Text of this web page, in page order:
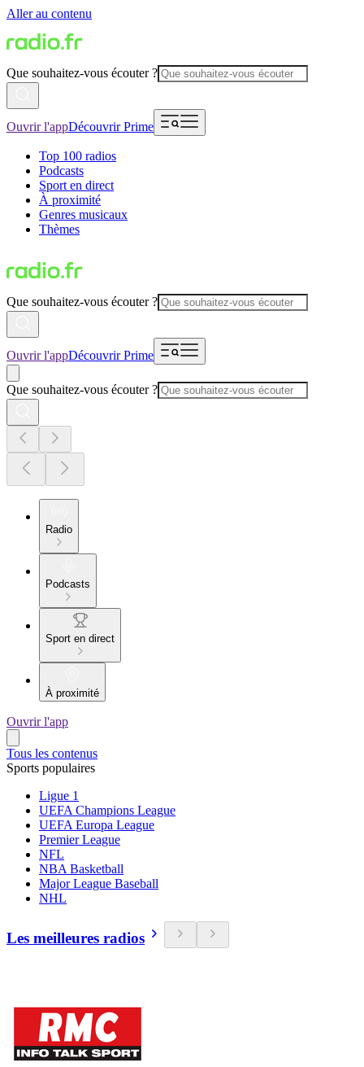
Aller au contenu
Que souhaitez-vous écouter ?
Ouvrir l'appDécouvrir Prime
Top 100 radios
Podcasts
Sport en direct
À proximité
Genres musicaux
Thèmes
Que souhaitez-vous écouter ?
Ouvrir l'appDécouvrir Prime
Que souhaitez-vous écouter ?
Radio
Podcasts
Sport en direct
À proximité
Ouvrir l'app
Tous les contenus
Sports populaires
Ligue 1
UEFA Champions League
UEFA Europa League
Premier League
NFL
NBA Basketball
Major League Baseball
NHL
Les meilleures radios